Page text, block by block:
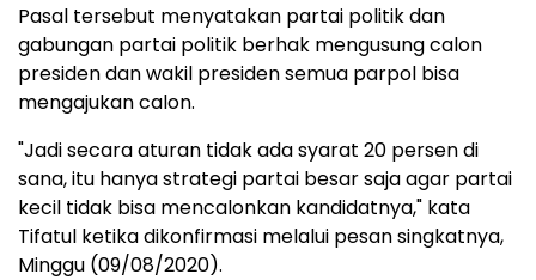
Pasal tersebut menyatakan partai politik dan
gabungan partai politik berhak mengusung calon
presiden dan wakil presiden semua parpol bisa
mengajukan calon.
"Jadi secara aturan tidak ada syarat 20 persen di
sana, itu hanya strategi partai besar saja agar partai
kecil tidak bisa mencalonkan kandidatnya," kata
Tifatul ketika dikonfirmasi melalui pesan singkatnya,
Minggu (09/08/2020).